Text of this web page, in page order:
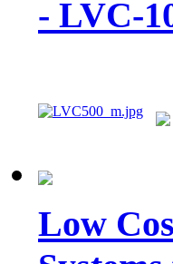
- LVC-
Low